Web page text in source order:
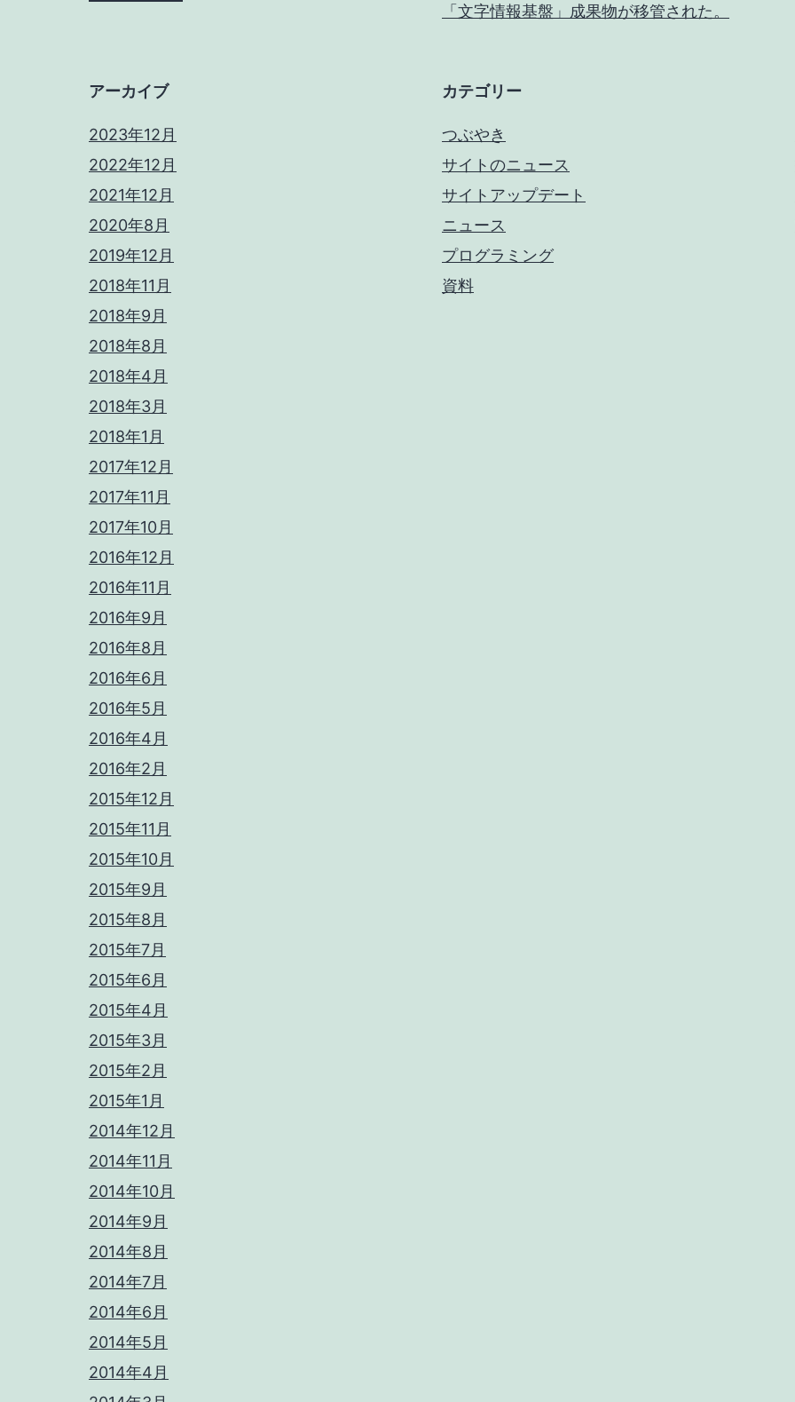
「文字情報基盤」成果物が移管された。
アーカイブ
2023年12月
2022年12月
2021年12月
2020年8月
2019年12月
2018年11月
2018年9月
2018年8月
2018年4月
2018年3月
2018年1月
2017年12月
2017年11月
2017年10月
2016年12月
2016年11月
2016年9月
2016年8月
2016年6月
2016年5月
2016年4月
2016年2月
2015年12月
2015年11月
2015年10月
2015年9月
2015年8月
2015年7月
2015年6月
2015年4月
2015年3月
2015年2月
2015年1月
2014年12月
2014年11月
2014年10月
2014年9月
2014年8月
2014年7月
2014年6月
2014年5月
2014年4月
カテゴリー
つぶやき
サイトのニュース
サイトアップデート
ニュース
プログラミング
資料